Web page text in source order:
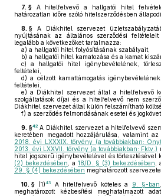
7. § A hitelfelvevő a hallgatói hitel
határozatlan időre szóló hitelszerződésben
8. § A Diákhitel szervezet
nyújtásának az általános szerződési
legalább a következőket tartalmazza:
a) a hallgatói hitel folyósításának szabályait,
b) a hallgatói hitel kamatozása és a kamat
c) a hallgatói hitel igénybevételének,
feltételei,
d) a célzott kamattámogatás
feltételei,
e) a Diákhitel szervezet által a hitelfelvevő
szolgáltatások díjai és a hitelfelvevő nem
Diákhitel szervezet által külön felszámítható
f) a szerződés felmondásának esetei és
9. §42 A Diákhitel szervezet a hitelfelvevő
keretében megadott hozzájárulása, valamint
2018. évi LXXXIX. törvény (a továbbiakban:
2013. évi LXXVII. törvény (a továbbiakban: Fktv.)
hitel jogszerű igénybevételével és törlesztésével
(2) bekezdésében , a 18/D. § (3) bekezdésében ,
29. § (4) bekezdésében meghatározott
10. § (1)43 A hitelfelvevő köteles a 9. §-ban
meghatározott kézbesítési meghatalmazott